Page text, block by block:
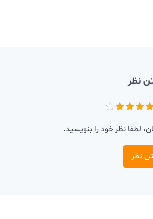
نظر
لطفا نظر خود را بنویسید.
نظر